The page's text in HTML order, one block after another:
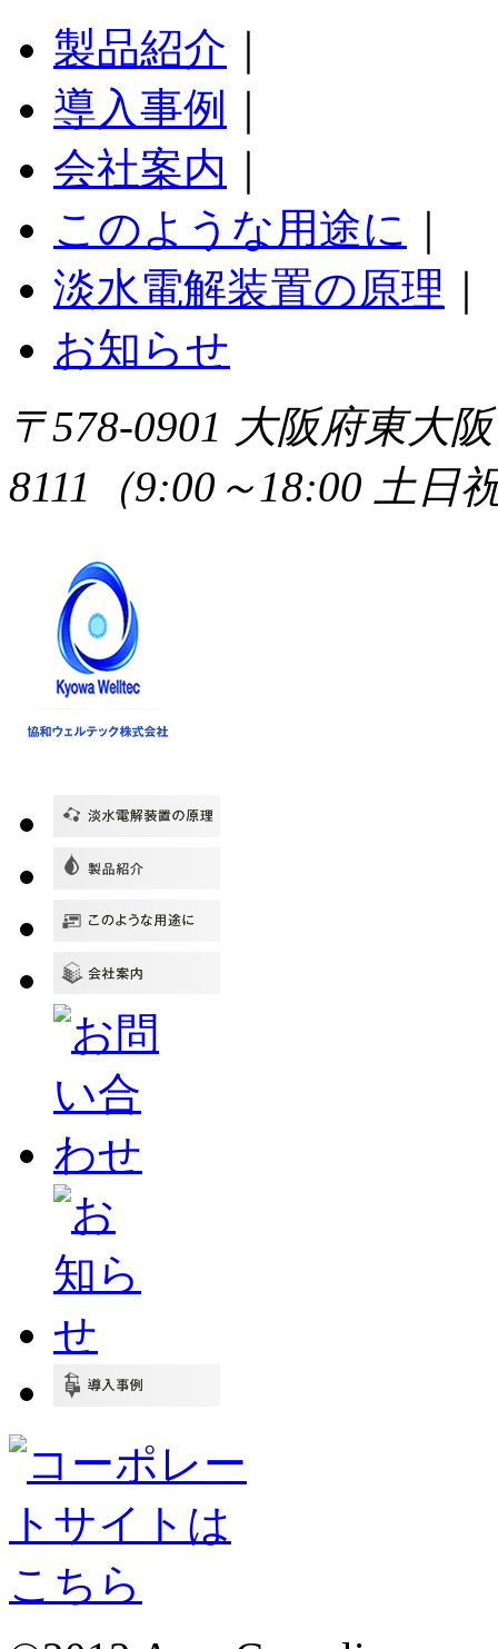
製品紹介 ｜
導入事例
｜
会社案内 ｜
このような用途に ｜
淡水電解装置の原理 ｜
お知らせ
〒578-0901 大阪府東大
8111（9:00～18:00 土日